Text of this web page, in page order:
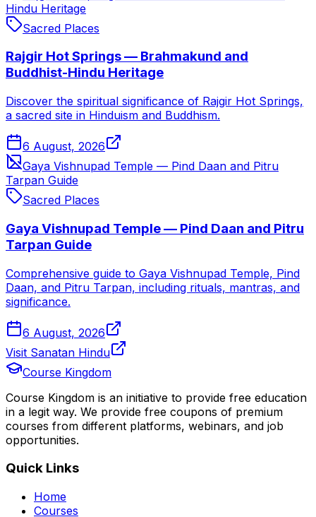
Hindu Heritage
Sacred Places
Rajgir Hot Springs — Brahmakund and
Buddhist-Hindu Heritage
Discover the spiritual significance of Rajgir Hot Springs,
a sacred site in Hinduism and Buddhism.
6 August, 2026
Gaya Vishnupad Temple — Pind Daan and Pitru
Tarpan Guide
Sacred Places
Gaya Vishnupad Temple — Pind Daan and Pitru
Tarpan Guide
Comprehensive guide to Gaya Vishnupad Temple, Pind
Daan, and Pitru Tarpan, including rituals, mantras, and
significance.
6 August, 2026
Visit Sanatan Hindu
Course Kingdom
Course Kingdom is an initiative to provide free education
in a legit way. We provide free coupons of premium
courses from different platforms, webinars, and job
opportunities.
Quick Links
Home
Courses